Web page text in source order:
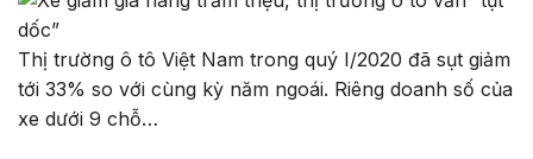
Thị trường ô tô Việt Nam trong quý I/2020 đã sụt giảm
tới 33% so với cùng kỳ năm ngoái. Riêng doanh số của
xe dưới 9 chỗ…